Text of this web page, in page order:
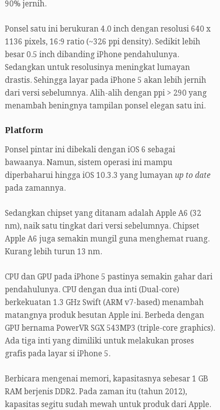
90% jernih.
Ponsel satu ini berukuran 4.0 inch dengan resolusi 640 x
1136 pixels, 16:9 ratio (~326 ppi density). Sedikit lebih
besar 0.5 inch dibanding iPhone pendahulunya.
Sedangkan untuk resolusinya meningkat lumayan
drastis. Sehingga layar pada iPhone 5 akan lebih jernih
dari versi sebelumnya. Alih-alih dengan ppi > 290 yang
menambah beningnya tampilan ponsel elegan satu ini.
Platform
Ponsel pintar ini dibekali dengan iOS 6 sebagai
bawaanya. Namun, sistem operasi ini mampu
diperbaharui hingga iOS 10.3.3 yang lumayan up to date
pada zamannya.
Sedangkan chipset yang ditanam adalah Apple A6 (32
nm), naik satu tingkat dari versi sebelumnya. Chipset
Apple A6 juga semakin mungil guna menghemat ruang.
Kurang lebih turun 13 nm.
CPU dan GPU pada iPhone 5 pastinya semakin gahar dari
pendahulunya. CPU dengan dua inti (Dual-core)
berkekuatan 1.3 GHz Swift (ARM v7-based) menambah
matangnya produk besutan Apple ini. Berbeda dengan
GPU bernama PowerVR SGX 543MP3 (triple-core graphics).
Ada tiga inti yang dimiliki untuk melakukan proses
grafis pada layar si iPhone 5.
Berbicara mengenai memori, kapasitasnya sebesar 1 GB
RAM berjenis DDR2. Pada zaman itu (tahun 2012),
kapasitas segitu sudah mewah untuk produk dari Apple.